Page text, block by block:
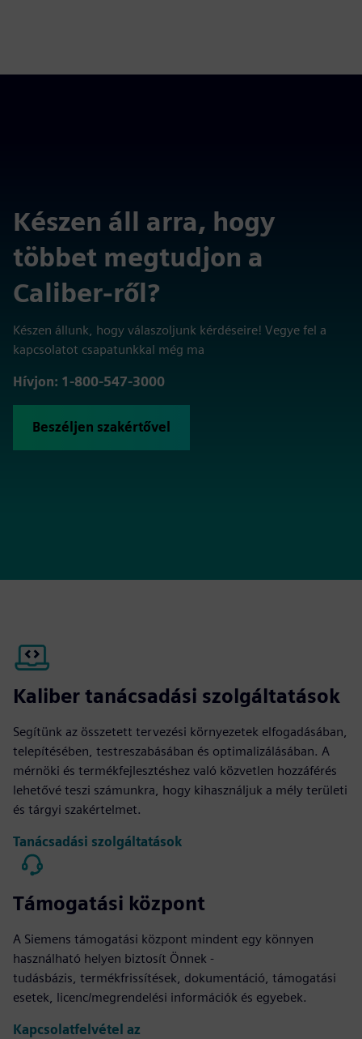
Készen áll arra, hogy
többet megtudjon a
Caliber-ről?
Készen állunk, hogy válaszoljunk kérdéseire! Vegye fel a
kapcsolatot csapatunkkal még ma
Hívjon: 1-800-547-3000
Beszéljen szakértővel
Kaliber tanácsadási szolgáltatások
Segítünk az összetett tervezési környezetek elfogadásában,
telepítésében, testreszabásában és optimalizálásában. A
mérnöki és termékfejlesztéshez való közvetlen hozzáférés
lehetővé teszi számunkra, hogy kihasználjuk a mély területi
és tárgyi szakértelmet.
Tanácsadási szolgáltatások
Támogatási központ
A Siemens támogatási központ mindent egy könnyen
használható helyen biztosít Önnek -
tudásbázis, termékfrissítések, dokumentáció, támogatási
esetek, licenc/megrendelési információk és egyebek.
Kapcsolatfelvétel az